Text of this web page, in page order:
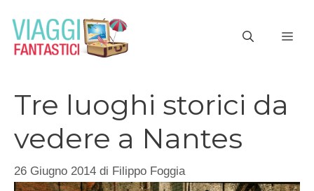
contenuto
Tre luoghi storici da
vedere a Nantes
26 Giugno 2014 di Filippo Foggia